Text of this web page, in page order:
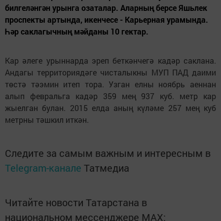
билгеләнгән урынга озаталар. Аларның берсе Яшьлек
проспекты артында, икенчесе - Карьерная урамында.
Һәр саклагычның мәйданы 10 гектар.
Кар әлеге урыннарда эреп беткәнчегә кадәр саклана.
Андагы территориядәге чисталыкны МУП ПАД даими
төстә тәэмин итеп тора. Узган елны ноябрь аеннан
алып февральга кадәр 359 мең 937 куб. метр кар
жыелган булан. 2015 елда аның күләме 257 мең куб
метрны тәшкил иткән.
Следите за самым важным и интересным в
Telegram-канале Татмедиа
Читайте новости Татарстана в
национальном мессенджере MАХ: